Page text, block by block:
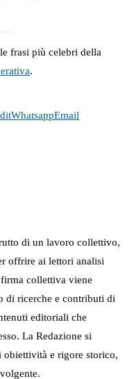
frasi più celebri della
.
WhatsappEmail
di un lavoro collettivo,
offrire ai lettori analisi
collettiva viene
di ricerche e contributi di
editoriali che
La Redazione si
obiettività e rigore storico,